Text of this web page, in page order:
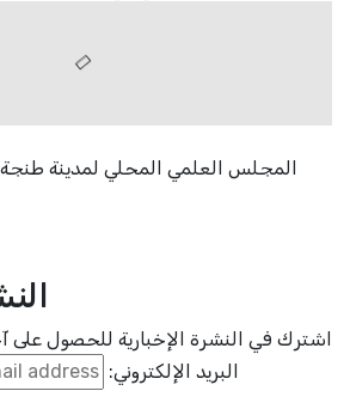
المجلس العلمي المحلي لمدينة
اشترك في النشرة الإخبارية للحصول على
البريد الإلكتروني: